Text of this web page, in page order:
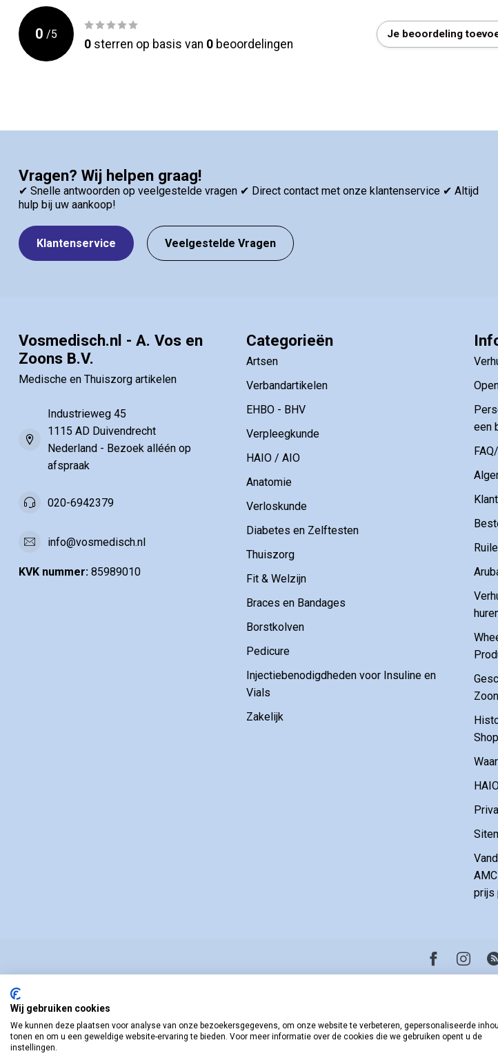
0 /5
0 sterren op basis van 0 beoordelingen
Je beoordeling
Vragen? Wij helpen graag!
✔ Snelle antwoorden op veelgestelde vragen ✔ Direct contact met onze klantenservice ✔ Altijd
hulp bij uw aankoop!
Klantenservice Veelgestelde Vragen
Vosmedisch.nl - A. Vos en
Zoons B.V.
Medische en Thuiszorg artikelen
Industrieweg 45
1115 AD Duivendrecht
Nederland - Bezoek alléén op
afspraak
020-6942379
info@vosmedisch.nl
KVK nummer: 85989010
Categorieën
Artsen
Verbandartikelen
EHBO - BHV
Verpleegkunde
HAIO / AIO
Anatomie
Verloskunde
Diabetes en Zelftesten
Thuiszorg
Fit & Welzijn
Braces en Bandages
Borstkolven
Pedicure
Injectiebenodigdheden voor Insuline en
Vials
Zakelijk
een
prijs
© Copyright 2026 Vosmedisch.nl -
Wij gebruiken cookies
We kunnen deze plaatsen voor analyse van onze bezoekersgegevens, om onze website te verbeteren, gepersonaliseerde
tonen en om u een geweldige website-ervaring te bieden. Voor meer informatie over de cookies die we gebruiken opent u de
instellingen.
€ 5